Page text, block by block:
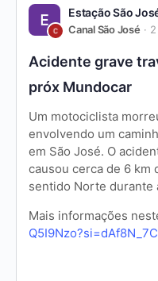
Estação São
Canal São José
Acidente grave
próx Mundocar
Um motociclista
envolvendo um
em São José. O
causou cerca de 6 km
sentido Norte durante
Mais informações